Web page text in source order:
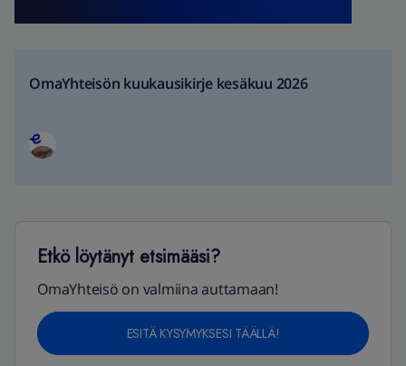
OmaYhteisön kuukausikirje kesäkuu 2026
Etkö löytänyt etsimääsi?
OmaYhteisö on valmiina auttamaan!
ESITÄ KYSYMYKSESI TÄÄLLÄ!